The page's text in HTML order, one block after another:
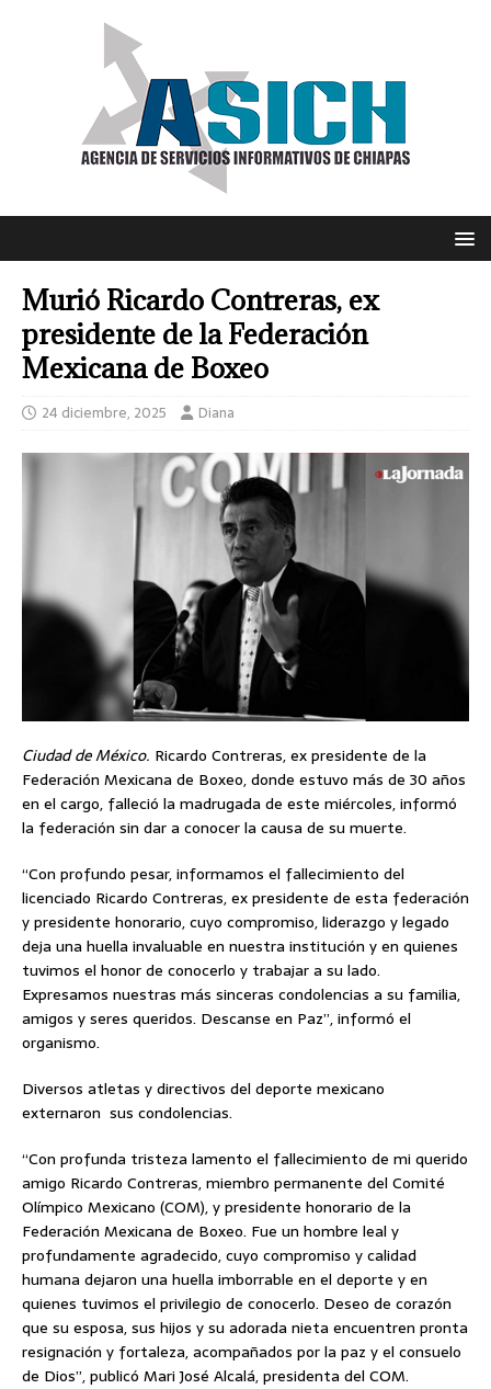
Murió Ricardo Contreras, ex
presidente de la Federación
Mexicana de Boxeo
24 diciembre, 2025 Diana
Ciudad de México. Ricardo Contreras, ex presidente de la
Federación Mexicana de Boxeo, donde estuvo más de 30 años
en el cargo, falleció la madrugada de este miércoles, informó
la federación sin dar a conocer la causa de su muerte.
“Con profundo pesar, informamos el fallecimiento del
licenciado Ricardo Contreras, ex presidente de esta federación
y presidente honorario, cuyo compromiso, liderazgo y legado
deja una huella invaluable en nuestra institución y en quienes
tuvimos el honor de conocerlo y trabajar a su lado.
Expresamos nuestras más sinceras condolencias a su familia,
amigos y seres queridos. Descanse en Paz”, informó el
organismo.
Diversos atletas y directivos del deporte mexicano
externaron sus condolencias.
“Con profunda tristeza lamento el fallecimiento de mi querido
amigo Ricardo Contreras, miembro permanente del Comité
Olímpico Mexicano (COM), y presidente honorario de la
Federación Mexicana de Boxeo. Fue un hombre leal y
profundamente agradecido, cuyo compromiso y calidad
humana dejaron una huella imborrable en el deporte y en
quienes tuvimos el privilegio de conocerlo. Deseo de corazón
que su esposa, sus hijos y su adorada nieta encuentren pronta
resignación y fortaleza, acompañados por la paz y el consuelo
de Dios”, publicó Mari José Alcalá, presidenta del COM.